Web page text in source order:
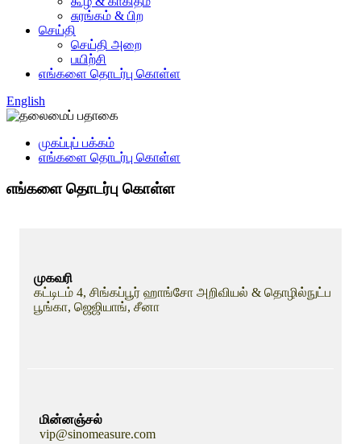
சுரங்கம் & பிற
செய்தி
செய்தி அறை
பயிற்சி
எங்களை தொடர்பு கொள்ள
English
முகப்புப் பக்கம்
எங்களை தொடர்பு கொள்ள
எங்களை தொடர்பு கொள்ள
முகவரி
கட்டிடம் 4, சிங்கப்பூர் ஹாங்சோ அறிவியல் & தொழில்நுட்ப
பூங்கா, ஜெஜியாங், சீனா
மின்னஞ்சல்
vip@sinomeasure.com